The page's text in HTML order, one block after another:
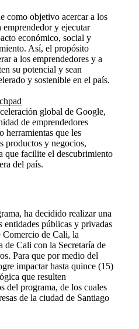
como objetivo acercar a los
emprendedor y ejecutar
económico, social y
Así, el propósito
a los emprendedores y a
su potencial y sean
y sostenible en el país.
global de Google,
de emprendedores
herramientas que les
productos y negocios,
que facilite el descubrimiento
del país.
ha decidido realizar una
entidades públicas y privadas
Comercio de Cali, la
Cali con la Secretaría de
Para que por medio del
impactar hasta quince (15)
que resulten
del programa, de los cuales
de la ciudad de Santiago